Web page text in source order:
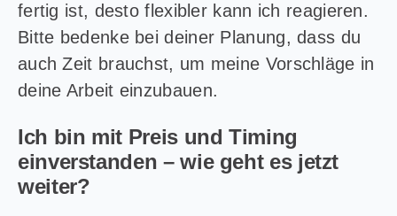
fertig ist, desto flexibler kann ich reagieren.
Bitte bedenke bei deiner Planung, dass du
auch Zeit brauchst, um meine Vorschläge in
deine Arbeit einzubauen.
Ich bin mit Preis und Timing
einverstanden – wie geht es jetzt
weiter?